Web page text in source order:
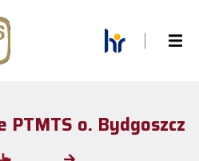
o. Bydgoszcz